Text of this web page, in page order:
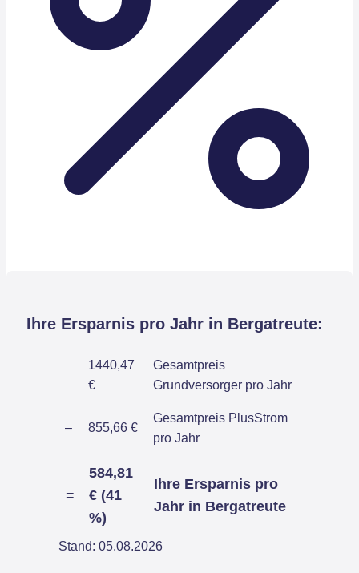
Ihre Ersparnis pro Jahr in Bergatreute:
1440,47
€
Gesamtpreis
Grundversorger pro Jahr
– 855,66 €
Gesamtpreis PlusStrom
pro Jahr
=
584,81
€ (41
%)
Ihre Ersparnis pro
Jahr in Bergatreute
Stand: 05.08.2026